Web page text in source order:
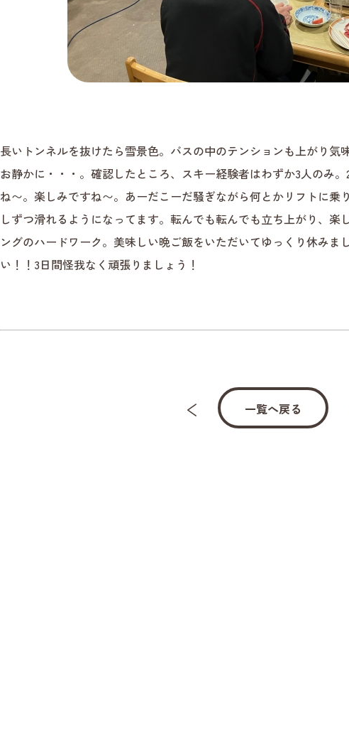
長いトンネルを抜けたら雪景色。バスの中のテンションも上がり気
お静かに・・・。確認したところ、スキー経験者はわずか3人のみ
ね〜。楽しみですね〜。あーだこーだ騒ぎながら何とかリフトに乗
しずつ滑れるようになってます。転んでも転んでも立ち上がり、楽
ングのハードワーク。美味しい晩ご飯をいただいてゆっくり休み
い！！3日間怪我なく頑張りましょう！
一覧へ戻る